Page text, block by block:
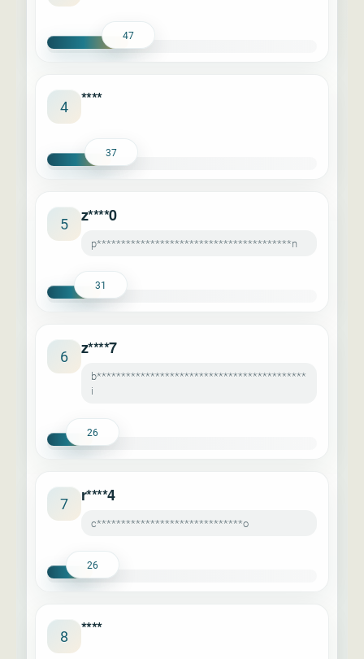
47
4 ****
37
5 z****0
p****************************************n
31
6 z****7
b*******************************************
i
26
7 r****4
c******************************o
26
8 ****